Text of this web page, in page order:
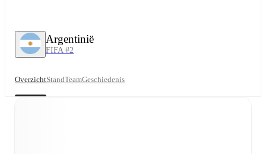
Argentinië
FIFA #2
OverzichtStandTeamGeschiedenis